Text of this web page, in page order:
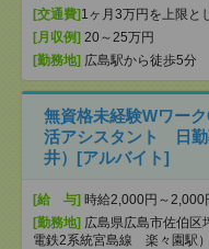
[交通費]1ヶ月3万円を上限と
[月収例] 20～25万円
[勤務地] 広島駅から徒歩5分
無資格未経験Wワー
活アシスタント 日勤
井）[アルバイト]
[給 与] 時給2,000円～2,000
[勤務地] 広島県広島市佐伯区
電鉄2系統宮島線 楽々園駅）